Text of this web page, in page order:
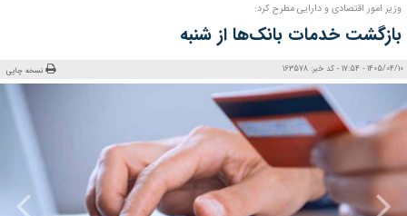
وزیر امور اقتصادی و دارایی مطرح کرد:
بازگشت خدمات بانک‌ها از شنبه
1405/04/10 - 17:54 - کد خبر: 163578 نسخه چاپی